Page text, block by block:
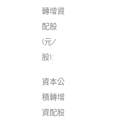
轉增資
配股
(元/
股):
資本公
積轉增
資配股